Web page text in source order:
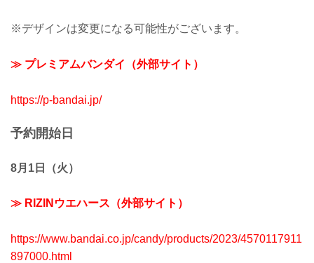
※デザインは変更になる可能性がございます。
≫ プレミアムバンダイ（外部サイト）
https://p-bandai.jp/
予約開始日
8月1日（火）
≫ RIZINウエハース（外部サイト）
https://www.bandai.co.jp/candy/products/2023/4570117911
897000.html